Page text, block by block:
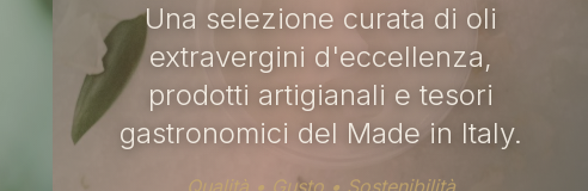
Una selezione curata di oli
extravergini d'eccellenza,
prodotti artigianali e tesori
gastronomici del Made in Italy.